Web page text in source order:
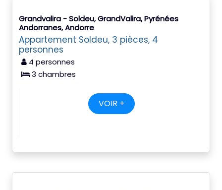
Grandvalira - Soldeu, GrandValira, Pyrénées
Andorranes, Andorre
Appartement Soldeu, 3 pièces, 4
personnes
4 personnes
3 chambres
VOIR +